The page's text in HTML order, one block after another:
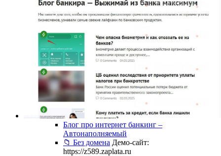
Блог про интернет банкинг –
Автонаполняемый
📁 Без домена Демо-сайт:
https://z589.zaplata.ru